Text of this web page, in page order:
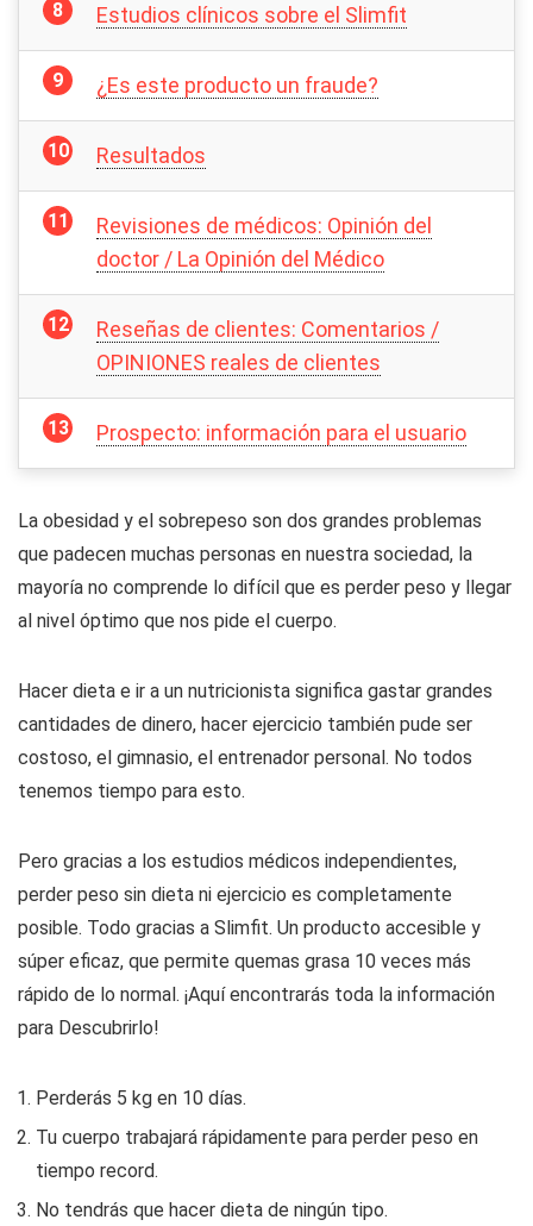
Estudios clínicos sobre el Slimfit
¿Es este producto un fraude?
Resultados
Revisiones de médicos: Opinión del
doctor / La Opinión del Médico
Reseñas de clientes: Comentarios /
OPINIONES reales de clientes
Prospecto: información para el usuario
La obesidad y el sobrepeso son dos grandes problemas
que padecen muchas personas en nuestra sociedad, la
mayoría no comprende lo difícil que es perder peso y llegar
al nivel óptimo que nos pide el cuerpo.
Hacer dieta e ir a un nutricionista significa gastar grandes
cantidades de dinero, hacer ejercicio también pude ser
costoso, el gimnasio, el entrenador personal. No todos
tenemos tiempo para esto.
Pero gracias a los estudios médicos independientes,
perder peso sin dieta ni ejercicio es completamente
posible. Todo gracias a Slimfit. Un producto accesible y
súper eficaz, que permite quemas grasa 10 veces más
rápido de lo normal. ¡Aquí encontrarás toda la información
para Descubrirlo!
Perderás 5 kg en 10 días.
Tu cuerpo trabajará rápidamente para perder peso en
tiempo record.
No tendrás que hacer dieta de ningún tipo.